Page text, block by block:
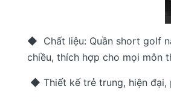
◆ Chất liệu: Quần short golf
chiều, thích hợp cho mọi môn
◆ Thiết kế trẻ trung, hiện đại,